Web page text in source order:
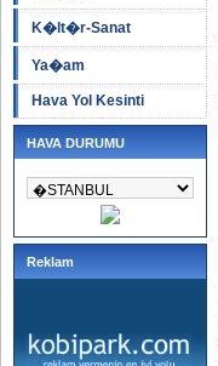
K�lt�r-Sanat
Ya�am
Hava Yol Kesinti
HAVA DURUMU
Reklam